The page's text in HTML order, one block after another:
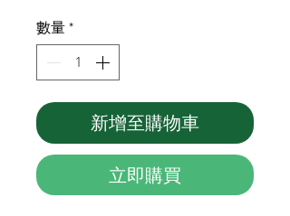
數量*
新增至購物車
立即購買